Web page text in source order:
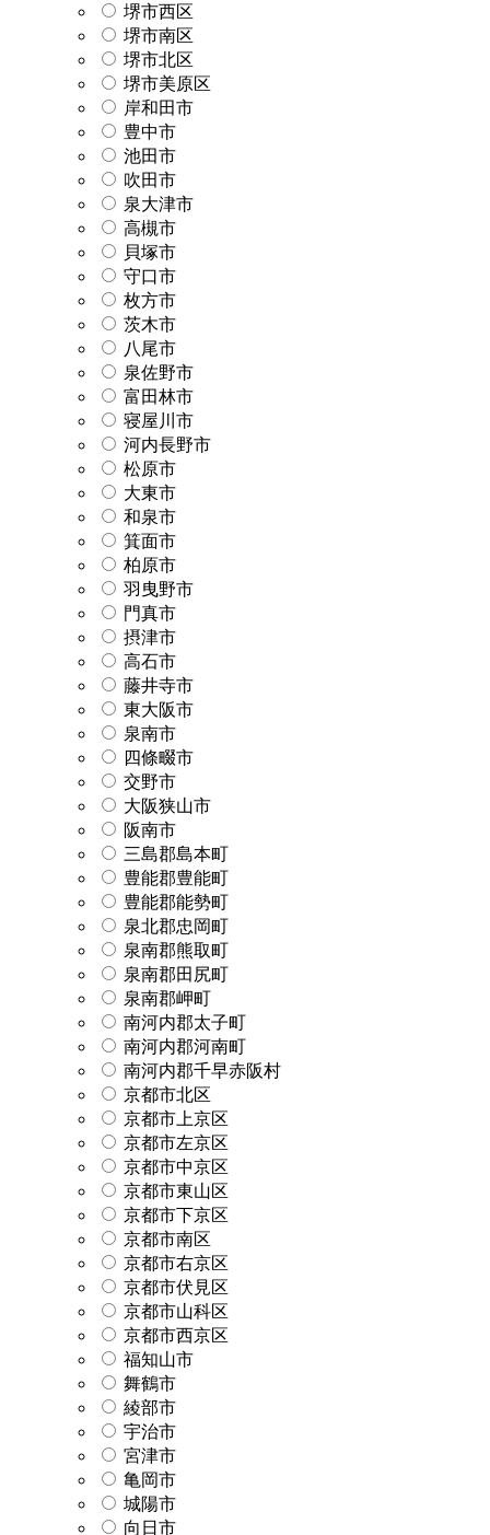
堺市西区
堺市南区
堺市北区
堺市美原区
岸和田市
豊中市
池田市
吹田市
泉大津市
高槻市
貝塚市
守口市
枚方市
茨木市
八尾市
泉佐野市
富田林市
寝屋川市
河内長野市
松原市
大東市
和泉市
箕面市
柏原市
羽曳野市
門真市
摂津市
高石市
藤井寺市
東大阪市
泉南市
四條畷市
交野市
大阪狭山市
阪南市
三島郡島本町
豊能郡豊能町
豊能郡能勢町
泉北郡忠岡町
泉南郡熊取町
泉南郡田尻町
泉南郡岬町
南河内郡太子町
南河内郡河南町
南河内郡千早赤阪村
京都市北区
京都市上京区
京都市左京区
京都市中京区
京都市東山区
京都市下京区
京都市南区
京都市右京区
京都市伏見区
京都市山科区
京都市西京区
福知山市
舞鶴市
綾部市
宇治市
宮津市
亀岡市
城陽市
向日市